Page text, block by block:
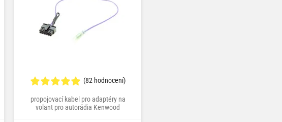
(82 hodnocení)
propojovací kabel pro adaptéry na
volant pro autorádia Kenwood